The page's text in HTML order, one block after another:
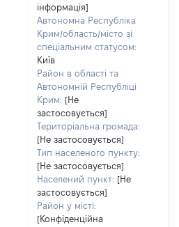
інформація]
Автономна Республіка
Крим/область/місто зі
спеціальним статусом:
Київ
Район в області та
Автономній Республіці
Крим: [Не
застосовується]
Територіальна громада:
[Не застосовується]
Тип населеного пункту:
[Не застосовується]
Населений пункт: [Не
застосовується]
Район у місті:
[Конфіденційна